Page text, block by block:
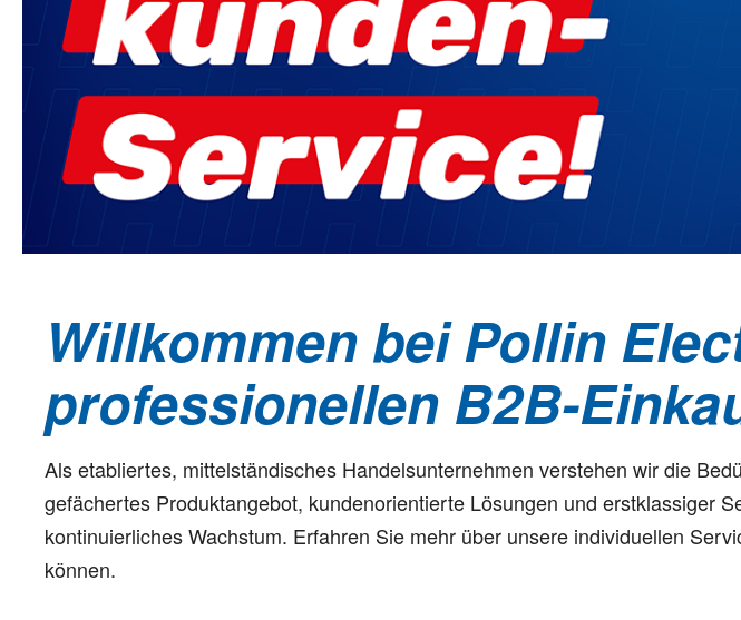
Willkommen bei Pollin
professionellen B2B-
Als etabliertes, mittelständisches Handelsunternehmen verstehen wir die
gefächertes Produktangebot, kundenorientierte Lösungen und erstklassiger
kontinuierliches Wachstum. Erfahren Sie mehr über unsere individuellen
können.